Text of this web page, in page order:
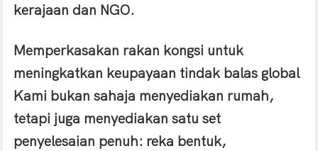
kerajaan dan NGO.
Memperkasakan rakan kongsi untuk
meningkatkan keupayaan tindak balas global
Kami bukan sahaja menyediakan rumah,
tetapi juga menyediakan satu set
penyelesaian penuh: reka bentuk,